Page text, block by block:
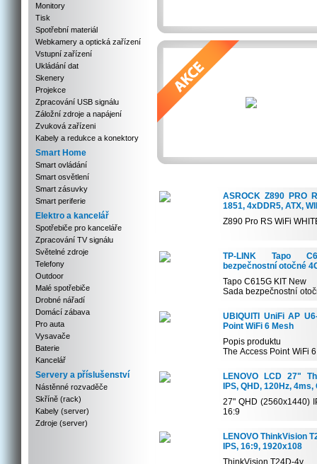
Monitory
Tisk
Spotřební materiál
Webkamery a optická zařízení
Vstupní zařízení
Ukládání dat
Skenery
Projekce
Zpracování USB signálu
Záložní zdroje a napájení
Zvuková zařízeni
Kabely a redukce a konektory
Smart Home
Smart ovládání
Smart osvětlení
Smart zásuvky
Smart periferie
Elektro a kancelář
Spotřebiče pro kanceláře
Zpracování TV signálu
Světelné zdroje
Telefony
Outdoor
Malé spotřebiče
Drobné nářadí
Domácí zábava
Pro auta
Vysavače
Baterie
Kancelář
Servery a příslušenství
Nástěnné rozvaděče
Skříně (rack)
Kabely (server)
Zdroje (server)
ASROCK Z890 PRO
1851, 4xDDR5, ATX,
Z890 Pro RS WiFi
TP-LINK Tapo
bezpečnostní otočné
Tapo C615G KIT New
Sada bezpečnostní
UBIQUITI UniFi AP
Point WiFi 6 Mesh
Popis produktu
The Access Point WiFi
LENOVO LCD 27"
IPS, QHD, 120Hz, 4ms,
27" QHD (2560x1440)
16:9
LENOVO ThinkVision
IPS, 16:9, 1920x108
ThinkVision T24D-4v